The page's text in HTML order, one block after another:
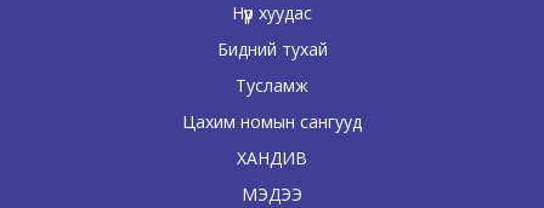
Нүүр хуудас
Бидний тухай
Тусламж
Цахим номын сангууд
ХАНДИВ
МЭДЭЭ